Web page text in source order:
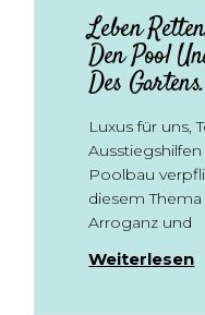
Leben
Den Pool
Des Gartens.
Luxus für uns,
Poolbau
diesem
Arroganz und
Weiterlesen